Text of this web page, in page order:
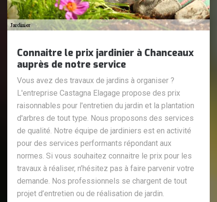
Connaitre le prix jardinier à Chanceaux
auprès de notre service
Vous avez des travaux de jardins à organiser ?
L'entreprise Castagna Elagage propose des prix
raisonnables pour l'entretien du jardin et la plantation
d'arbres de tout type. Nous proposons des services
de qualité. Notre équipe de jardiniers est en activité
pour des services performants répondant aux
normes. Si vous souhaitez connaitre le prix pour les
travaux à réaliser, n’hésitez pas à faire parvenir votre
demande. Nos professionnels se chargent de tout
projet d’entretien ou de réalisation de jardin.